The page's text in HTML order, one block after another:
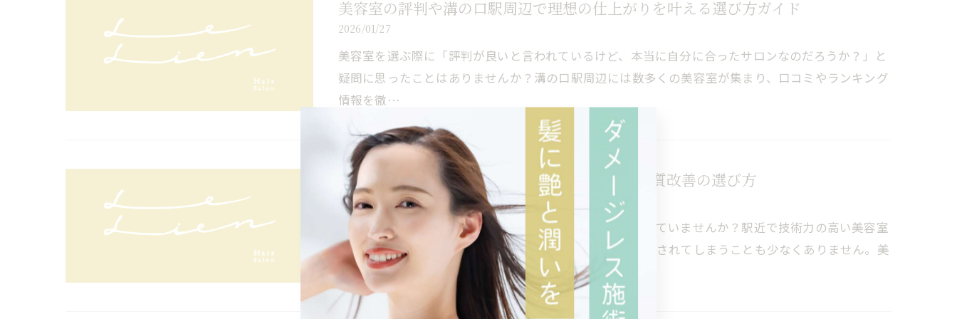
美容室の評判や溝の口駅周辺で理想の仕上がりを叶える選び方ガイド
2026/01/27
美容室を選ぶ際に「評判が良いと言われているけど、本当に自分に合ったサロンなのだろうか？」と
疑問に思ったことはありませんか？溝の口駅周辺には数多くの美容室が集まり、口コミやランキング
情報を徹…
美容室で叶える武蔵小杉駅近メンズカットと髪質改善の選び方
2026/01/27
理想のメンズカットや髪質改善、どこで叶えられるか迷っていませんか？駅近で技術力の高い美容室
を見つけたいものの、数多くのサロンや口コミ情報に圧倒されてしまうことも少なくありません。美
容室武蔵…